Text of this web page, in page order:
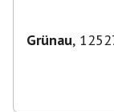
Grünau,